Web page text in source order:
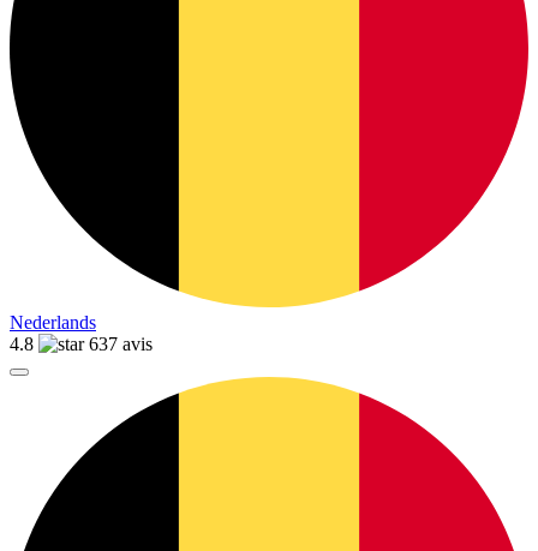
Nederlands
4.8
637 avis